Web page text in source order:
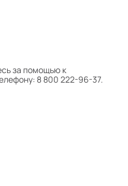
за помощью к
8 800 222-96-37.